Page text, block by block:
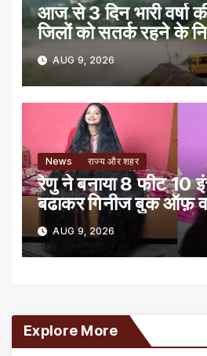
आज से 3 दिन भारी वर्षा
जिलों को सतर्क रहने के
AUG 9, 2026
News राज्य और शहर
रेणु ने बनाया 8 फीट 10
बढाकर गिनीज बुक ऑफ़
AUG 9, 2026
Explore More